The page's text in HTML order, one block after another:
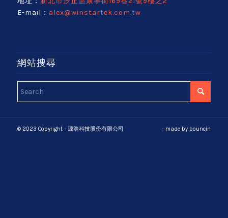
E-mail： alex@winstartek.com.tw
網站搜尋
© 2023 Copyright - 源浩科技股份有限公司 - made by bouncin